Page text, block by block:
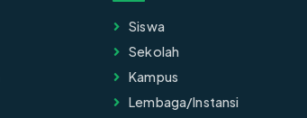
Siswa
Sekolah
Kampus
Lembaga/instansi